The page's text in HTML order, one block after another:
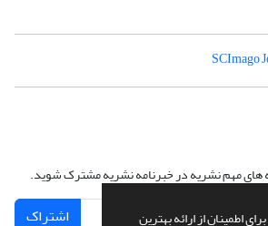
اطمینان از ارائه بهترین
های مهم نشریه در خبرنامه نشریه مشترک شوید.
اشتراک